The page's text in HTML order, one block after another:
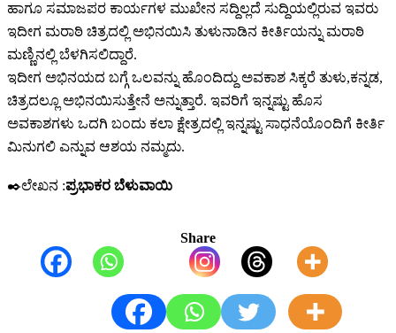
ಹಾಗೂ ಸಮಾಜಪರ ಕಾರ್ಯಗಳ ಮುಖೇನ ಸದ್ದಿಲ್ಲದೆ ಸುದ್ದಿಯಲ್ಲಿರುವ ಇವರು
ಇದೀಗ ಮರಾಠಿ ಚಿತ್ರದಲ್ಲಿ ಅಭಿನಯಿಸಿ ತುಳುನಾಡಿನ ಕೀರ್ತಿಯನ್ನು ಮರಾಠಿ
ಮಣ್ಣಿನಲ್ಲಿ ಬೆಳಗಿಸಲಿದ್ದಾರೆ.
ಇದೀಗ ಅಭಿನಯದ ಬಗ್ಗೆ ಒಲವನ್ನು ಹೊಂದಿದ್ದು ಅವಕಾಶ ಸಿಕ್ಕರೆ ತುಳು,ಕನ್ನಡ,
ಚಿತ್ರದಲ್ಲೂ ಅಭಿನಯಿಸುತ್ತೇನೆ ಅನ್ನುತ್ತಾರೆ. ಇವರಿಗೆ ಇನ್ನಷ್ಟು ಹೊಸ
ಅವಕಾಶಗಳು ಒದಗಿ ಬಂದು ಕಲಾ ಕ್ಷೇತ್ರದಲ್ಲಿ ಇನ್ನಷ್ಟು ಸಾಧನೆಯೊಂದಿಗೆ ಕೀರ್ತಿ
ಮಿನುಗಲಿ ಎನ್ನುವ ಆಶಯ ನಮ್ಮದು.
✒️ಲೇಖನ :ಪ್ರಭಾಕರ ಬೆಳುವಾಯಿ
Share